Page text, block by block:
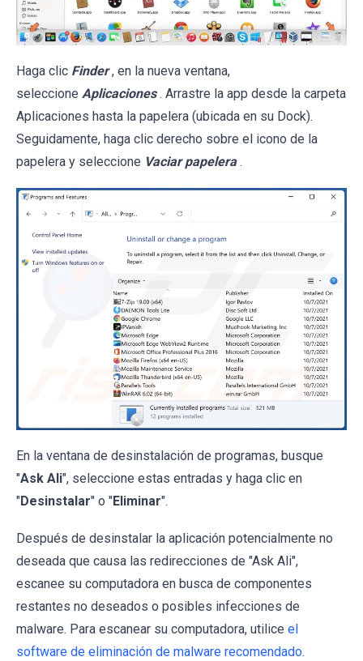
Haga clic Finder , en la nueva ventana,
seleccione Aplicaciones . Arrastre la app desde la carpeta
Aplicaciones hasta la papelera (ubicada en su Dock).
Seguidamente, haga clic derecho sobre el icono de la
papelera y seleccione Vaciar papelera .
En la ventana de desinstalación de programas, busque
"Ask Ali", seleccione estas entradas y haga clic en
"Desinstalar" o "Eliminar".
Después de desinstalar la aplicación potencialmente no
deseada que causa las redirecciones de "Ask Ali",
escanee su computadora en busca de componentes
restantes no deseados o posibles infecciones de
malware. Para escanear su computadora, utilice el
software de eliminación de malware recomendado.